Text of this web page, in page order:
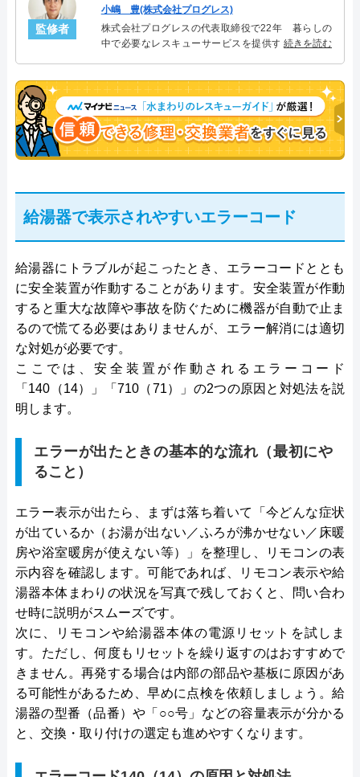
監修者
小嶋 豊(株式会社プログレス)
株式会社プログレスの代表取締役で22年 暮らしの
中で必要なレスキューサービスを提供する株式会社
決。多くのお客様に信頼される「給湯器」のスペシ
ャリスト。
続きを読む
給湯器で表示されやすいエラーコード
給湯器にトラブルが起こったとき、エラーコードととも
に安全装置が作動することがあります。安全装置が作動
すると重大な故障や事故を防ぐために機器が自動で止ま
るので慌てる必要はありませんが、エラー解消には適切
な対処が必要です。
ここでは、安全装置が作動されるエラーコード
「140（14）」「710（71）」の2つの原因と対処法を説
明します。
エラーが出たときの基本的な流れ（最初にや
ること）
エラー表示が出たら、まずは落ち着いて「今どんな症状
が出ているか（お湯が出ない／ふろが沸かせない／床暖
房や浴室暖房が使えない等）」を整理し、リモコンの表
示内容を確認します。可能であれば、リモコン表示や給
湯器本体まわりの状況を写真で残しておくと、問い合わ
せ時に説明がスムーズです。
次に、リモコンや給湯器本体の電源リセットを試しま
す。ただし、何度もリセットを繰り返すのはおすすめで
きません。再発する場合は内部の部品や基板に原因があ
る可能性があるため、早めに点検を依頼しましょう。給
湯器の型番（品番）や「○○号」などの容量表示が分かる
と、交換・取り付けの選定も進めやすくなります。